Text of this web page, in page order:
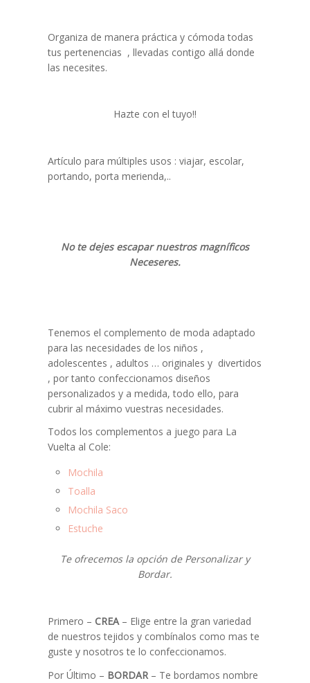
Organiza de manera práctica y cómoda todas
tus pertenencias , llevadas contigo allá donde
las necesites.
Hazte con el tuyo!!
Artículo para múltiples usos : viajar, escolar,
portando, porta merienda,..
No te dejes escapar nuestros magníficos
Neceseres.
Tenemos el complemento de moda adaptado
para las necesidades de los niños ,
adolescentes , adultos … originales y divertidos
, por tanto confeccionamos diseños
personalizados y a medida, todo ello, para
cubrir al máximo vuestras necesidades.
Todos los complementos a juego para La
Vuelta al Cole:
Mochila
Toalla
Mochila Saco
Estuche
Te ofrecemos la opción de Personalizar y
Bordar.
Primero – CREA– Elige entre la gran variedad
de nuestros tejidos y combínalos como mas te
guste y nosotros te lo confeccionamos.
Por Último – BORDAR– Te bordamos nombre